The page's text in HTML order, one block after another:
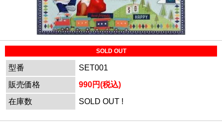
SOLD OUT
型番
SET001
販売価格
990円(税込)
在庫数
SOLD OUT !